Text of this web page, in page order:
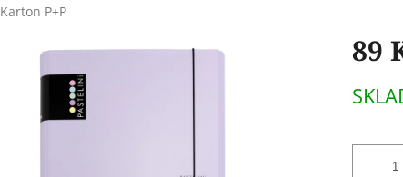
Karton P+P
89
cena: